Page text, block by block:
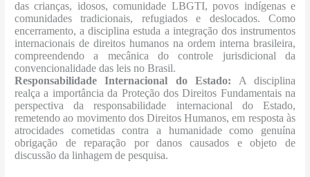
das crianças, idosos, comunidade LBGTI, povos indígenas e
comunidades tradicionais, refugiados e deslocados. Como
encerramento, a disciplina estuda a integração dos instrumentos
internacionais de direitos humanos na ordem interna brasileira,
compreendendo a mecânica do controle jurisdicional da
convencionalidade das leis no Brasil.
Responsabilidade Internacional do Estado: A disciplina
realça a importância da Proteção dos Direitos Fundamentais na
perspectiva da responsabilidade internacional do Estado,
remetendo ao movimento dos Direitos Humanos, em resposta às
atrocidades cometidas contra a humanidade como genuína
obrigação de reparação por danos causados e objeto de
discussão da linhagem de pesquisa.